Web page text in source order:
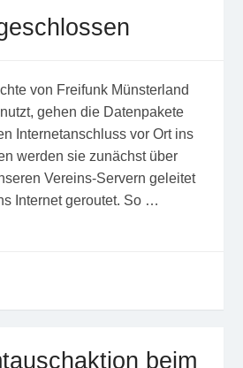
von Freifunk Münsterland
gehen die Datenpakete
Internetanschluss vor Ort ins
werden sie zunächst über
Vereins-Servern geleitet
Internet geroutet. So …
beim